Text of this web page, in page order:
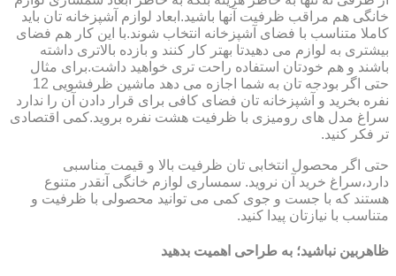
خانگی هم مراقب ظرفیت آنها باشید.ابعاد لوازم آشپزخانه تان باید
کاملا متناسب با فضای آشپزخانه انتخاب شوند.با این کار هم فضای
بیشتری به لوازم می دهیدتا بهتر کار کنند و بازده بالاتری داشته
باشند و هم خودتان استفاده راحت تری خواهید داشت.برای مثال
حتی اگر بودجه تان به شما اجازه می دهد ماشین ظرفشویی 12
نفره بخرید و آشپزخانه تان فضای کافی برای قرار دادن آن را ندارد
سراغ مدل های رومیزی با ظرفیت هشت نفره بروید.کمی اقتصادی
تر فکر کنید.
حتی اگر محصول انتخابی تان ظرفیت بالا و قیمت مناسبی
دارد،سراغ خرید آن نروید. سمساری لوازم خانگی آنقدر متنوع
هستند که با جست و جوی کمی می توانید محصولی با ظرفیت و
متناسب با نیازتان پیدا کنید.
ظاهربین نباشید؛ به طراحی اهمیت بدهید